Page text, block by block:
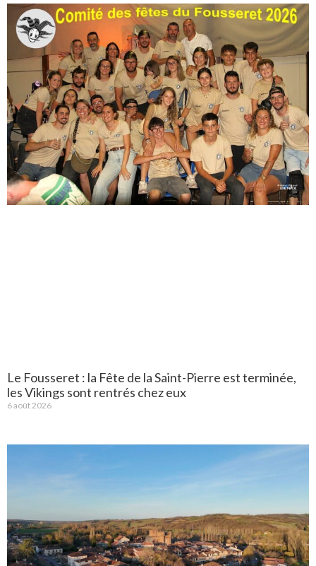
Le Fousseret : la Fête de la Saint-Pierre est terminée,
les Vikings sont rentrés chez eux
6 août 2026